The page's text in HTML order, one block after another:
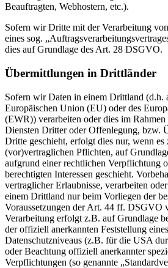
Beauftragten, Webhostern, etc.).
Sofern wir Dritte mit der Verarbeitung
eines sog.
dies auf Grundlage des Art. 28 DSGVO.
Übermittlungen in Drittländer
Sofern wir Daten in einem Drittland (d.h.
Europäischen Union (EU) oder des
(EWR)) verarbeiten oder dies im
Diensten Dritter oder Offenlegung, bzw.
Dritte geschieht, erfolgt dies nur, wenn
(vor)vertraglichen Pflichten, auf
aufgrund einer rechtlichen Verpflichtung
berechtigten Interessen geschieht.
vertraglicher Erlaubnisse, verarbeiten
einem Drittland nur beim Vorliegen der
Voraussetzungen der Art. 44 ff. DSGVO
Verarbeitung erfolgt z.B. auf Grundlage
der offiziell anerkannten Feststellung
Datenschutzniveaus (z.B. für die USA
oder Beachtung offiziell anerkannter
Verpflichtungen (so genannte